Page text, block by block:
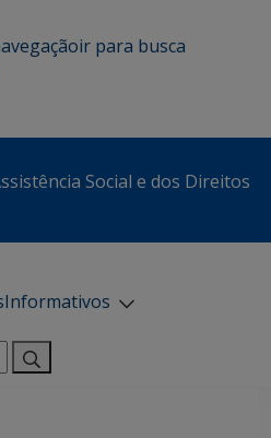
ir para busca
Social e dos Direitos
Informativos